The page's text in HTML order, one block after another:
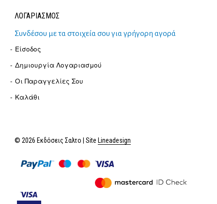
ΛΟΓΑΡΙΑΣΜΟΣ
Συνδέσου με τα στοιχεία σου για γρήγορη αγορά
Είσοδος
Δημιουργία Λογαριασμού
Οι Παραγγελίες Σου
Καλάθι
© 2026 Εκδόσεις Σαλτο | Site Lineadesign